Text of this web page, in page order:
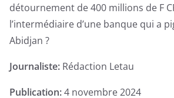
laquelle;
un
détournement
400
millions
détournement de 400 millions de F
l’intermédiaire d’une banque qui a
Abidjan ?
Journaliste: Rédaction Letau
Publication:4 novembre 2024